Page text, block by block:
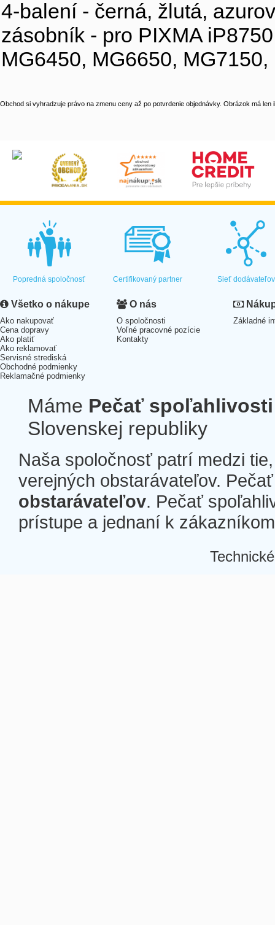
4-balení - černá, žlutá,
zásobník - pro PIXMA
MG6450, MG6650,
Obchod si vyhradzuje právo na zmenu ceny až po potvrdenie objednávky. Obrázok má len
Popredná spoločnosť Certifikovaný partner Sieť dodávateľov
Všetko o nákupe
Ako nakupovať
Cena dopravy
Ako platiť
Ako reklamovať
Servisné strediská
Obchodné podmienky
Reklamačné podmienky
O nás
O spoločnosti
Voľné pracovné pozície
Kontakty
Základné
Máme Pečať spoľahlivosti
Slovenskej republiky
Naša spoločnosť patrí medzi
verejných obstarávateľov.
obstarávateľov. Pečať
prístupe a jednaní k